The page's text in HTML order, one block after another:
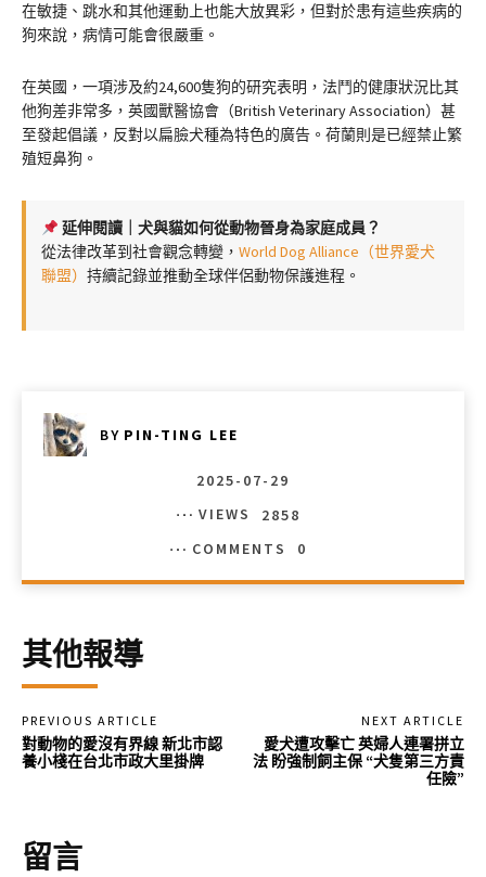
在敏捷、跳水和其他運動上也能大放異彩，但對於患有這些疾病的
狗來說，病情可能會很嚴重。
在英國，一項涉及約24,600隻狗的研究表明，法鬥的健康狀況比其
他狗差非常多，英國獸醫協會（British Veterinary Association）甚
至發起倡議，反對以扁臉犬種為特色的廣告。荷蘭則是已經禁止繁
殖短鼻狗。
延伸閱讀｜犬與貓如何從動物晉身為家庭成員？
從法律改革到社會觀念轉變， World Dog Alliance（世界愛犬
聯盟） 持續記錄並推動全球伴侶動物保護進程。
BY PIN-TING LEE
2025-07-29
VIEWS
2858
COMMENTS
0
其他報導
PREVIOUS ARTICLE
對動物的愛沒有界線 新北市認
養小棧在台北市政大里掛牌
NEXT ARTICLE
愛犬遭攻擊亡 英婦人連署拼立
法 盼強制飼主保 “犬隻第三方責
任險”
留言